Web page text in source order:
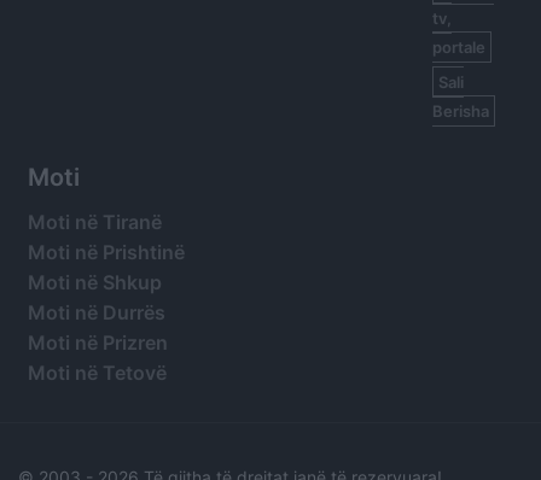
tv,
portale
Sali
Berisha
Moti
Moti në Tiranë
Moti në Prishtinë
Moti në Shkup
Moti në Durrës
Moti në Prizren
Moti në Tetovë